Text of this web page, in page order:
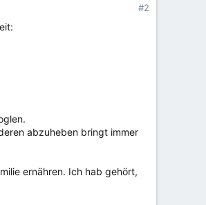
#2
abzuheben bringt immer
ernähren. Ich hab gehört,